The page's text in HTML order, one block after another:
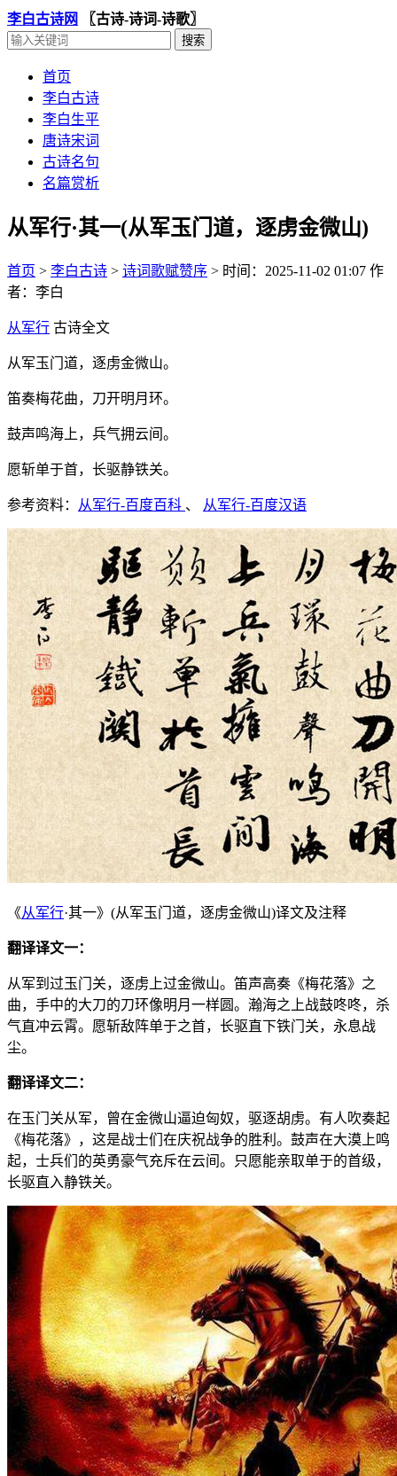
李白古诗网 〖古诗-诗词-诗歌〗
首页
李白古诗
李白生平
唐诗宋词
古诗名句
名篇赏析
从军行·其一(从军玉门道，逐虏金微山)
首页 > 李白古诗 > 诗词歌赋赞序 > 时间：2025-11-02 01:07 作
者：李白
从军行 古诗全文
从军玉门道，逐虏金微山。
笛奏梅花曲，刀开明月环。
鼓声鸣海上，兵气拥云间。
愿斩单于首，长驱静铁关。
参考资料： 从军行-百度百科 、 从军行-百度汉语
《从军行·其一》(从军玉门道，逐虏金微山)译文及注释
翻译译文一：
从军到过玉门关，逐虏上过金微山。笛声高奏《梅花落》之
曲，手中的大刀的刀环像明月一样圆。瀚海之上战鼓咚咚，杀
气直冲云霄。愿斩敌阵单于之首，长驱直下铁门关，永息战
尘。
翻译译文二：
在玉门关从军，曾在金微山逼迫匈奴，驱逐胡虏。有人吹奏起
《梅花落》，这是战士们在庆祝战争的胜利。鼓声在大漠上鸣
起，士兵们的英勇豪气充斥在云间。只愿能亲取单于的首级，
长驱直入静铁关。